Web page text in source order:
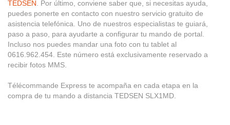
TEDSEN. Por último, conviene saber que, si necesitas ayuda,
puedes ponerte en contacto con nuestro servicio gratuito de
asistencia telefónica. Uno de nuestros especialistas te guiará,
paso a paso, para ayudarte a configurar tu mando de portal.
Incluso nos puedes mandar una foto con tu tablet al
0616.962.454. Este número está exclusivamente reservado a
recibir fotos MMS.
Télécommande Express te acompaña en cada etapa en la
compra de tu mando a distancia TEDSEN SLX1MD.